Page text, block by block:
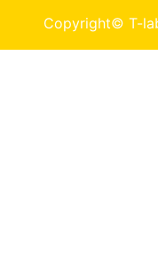
Copyright© T-